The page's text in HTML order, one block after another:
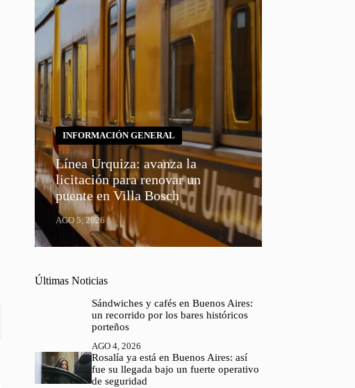
INFORMACIÓN GENERAL
Línea Urquiza: avanza la
licitación para renovar un
puente en Villa Bosch
AGO 5, 2026
Últimas Noticias
Sándwiches y cafés en Buenos Aires:
un recorrido por los bares históricos
porteños
AGO 4, 2026
Rosalía ya está en Buenos Aires: así
fue su llegada bajo un fuerte operativo
de seguridad